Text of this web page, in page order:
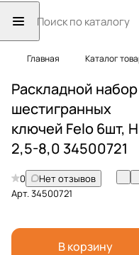
Главная Каталог
Раскладной набор
шестигранных
ключей Felo 6шт,
2,5-8,0 34500721
0
Нет отзывов
Арт.34500721
В корзину